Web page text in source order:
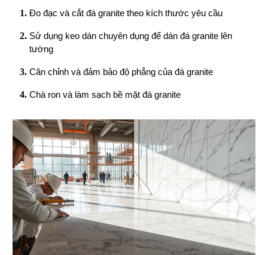
Đo đạc và cắt đá granite theo kích thước yêu cầu
Sử dụng keo dán chuyên dụng để dán đá granite lên
tường
Căn chỉnh và đảm bảo độ phẳng của đá granite
Chà ron và làm sạch bề mặt đá granite